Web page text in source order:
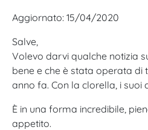
Aggiornato: 15/04/2020
Salve,
Volevo darvi qualche notizia
bene e che è stata operata di
anno fa. Con la clorella, i suoi
È in una forma incredibile,
appetito.